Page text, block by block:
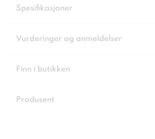
Spesifikasjoner
Vurderinger og anmeldelser
Finn i butikken
Produsent